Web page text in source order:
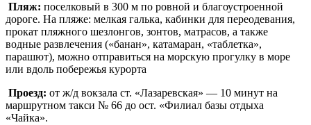
Пляж: поселковый в 300 м по ровной и благоустроенной
дороге. На пляже: мелкая галька, кабинки для переодевания,
прокат пляжного шезлонгов, зонтов, матрасов, а также
водные развлечения («банан», катамаран, «таблетка»,
парашют), можно отправиться на морскую прогулку в море
или вдоль побережья курорта
Проезд: от ж/д вокзала ст. «Лазаревская» — 10 минут на
маршрутном такси № 66 до ост. «Филиал базы отдыха
«Чайка».